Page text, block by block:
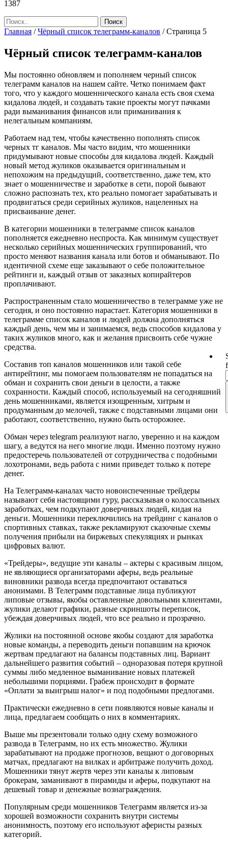
1387
Главная /Чёрный список телеграмм-каналов /Страница 5
Чёрный список телеграмм-каналов
Мы постоянно обновляем и пополняем черный список
телеграмм каналов на нашем сайте. Четко понимаем факт
того, что у каждого мошеннического канала есть своя схема
кидалова людей, и создавать такие проекты могут пачками
ради выманивания финансов или приманивания к
нелегальным компаниям.
Работаем над тем, чтобы качественно пополнять список
черных тг каналов. Мы часто видим, что мошенники
придумывают новые способы для кидалова людей. Каждый
новый метод жуликов оказывается оригинальным и
непохожим на предыдущий, соответственно, даже тем, кто
знает о мошенничестве и заработке в сети, порой бывают
сложно распознать тех, кто реально помогает зарабатывать и
продвигаться среди серийных жуликов, нацеленных на
присваивание денег.
В категории мошенники в телеграмме список каналов
пополняется ежедневно неспроста. Как минимум существует
несколько серийных мошеннических группирований, что
просто меняют названия канала или ботов и обманывают. По
идентичной схеме еще заказывают о себе положительное
рейтинги и, каждый отзыв от заказных копирайтеров
проплачивают.
Распространенным стало мошенничество в телеграмме уже не
сегодня, и оно постоянно нарастает. Категория мошенники в
телеграмме список каналов и людей должна дополняться
каждый день, чем мы и занимаемся, ведь способов кидалова у
таких жуликов много, как и желания присвоить себе чужие
средства.
Составив топ каналов мошенников или такой себе
антирейтинг, мы помогаем пользователям не попадаться на
обман и сохранить свои деньги в целости, а также
сохранности. Каждый способ, используемый на сегодняшний
день мошенниками, является изощренным, хитрым и
продуманным до мелочей, также с подставными лицами они
работают, соответственно, нужно быть осторожнее.
Обман через telegram реализуют нагло, уверенно и на каждом
шагу, а ведутся на него многие люди. Именно поэтому нужно
предостеречь пользователей от сотрудничества с подобными
лохотронами, ведь работа с ними приведет только к потере
денег.
На Телеграмм-каналах часто новоиспеченные трейдеры
называют себя настоящими гуру, рассказывая о колоссальных
заработках, чем подкупают доверчивых людей, кидая на
деньги. Мошенники переключились на трейдинг с каналов о
спортивных ставках, также рекламируют сказочные схемы
получения прибыли на биржевых спекуляциях и рынках
цифровых валют.
«Трейдеры», ведущие эти каналы – актеры с красивым лицом,
не являющиеся организаторами аферы, ведь реальные
виновники развода всегда предпочитают оставаться
анонимами. В Телеграмм подставные лица публикуют
липовые отзывы, якобы оставленные довольными клиентами,
жулики делают графики, разные скриншоты переписок,
убеждая доверчивых людей, что все реально и прозрачно.
Жулики на постоянной основе якобы создают для заработка
новые команды, а переводить деньги попавшим на крючок
жертвам предлагают на балансы подставных лиц. Вариант
дальнейшего развития событий – одноразовая потеря крупной
суммы либо медленное выманивание новых платежей
небольшими порциями. Грабеж происходит в формате
«Оплати за выигрыш налог» и под подобными предлогами.
Практически ежедневно в сети появляются новые каналы и
лица, предлагаем сообщать о них в комментариях.
Выше мы презентовали только одну схему возможного
развода в Телеграмм, но их есть множество. Жулики
зарабатывают на продаже прогнозов, вещают о договорных
матчах, предлагают на вилках и арбитраже получить доход.
Мошенники тянут жертв через эти каналы к липовым
брокерам, заманивают в пирамиды и аферы, подкупают на
дешевый товар и денежные вознаграждения.
Популярным среди мошенников Телеграмм является из-за
хорошей возможности сохранить внутри системы
анонимность, поэтому его используют аферисты разных
категорий.